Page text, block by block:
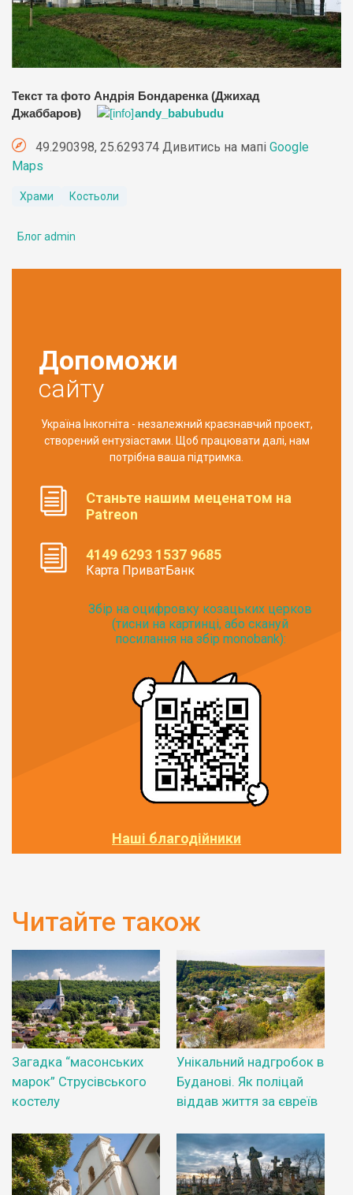
Текст та фото Андрія Бондаренка (Джихад
Джаббаров)
andy_babubudu
49.290398, 25.629374 Дивитись на мапі Google
Maps
Храми Костьоли
Блог admin
Допоможи
сайту
Україна Інкогніта - незалежний краєзнавчий проект,
створений ентузіастами. Щоб працювати далі, нам
потрібна ваша підтримка.
Станьте нашим меценатом на
Patreon
4149 6293 1537 9685
Карта ПриватБанк
Збір на оцифровку козацьких церков
(тисни на картинці, або скануй
посилання на збір monobank):
Наші благодійники
Читайте також
Загадка “масонських
марок” Струсівського
костелу
Унікальний надгробок в
Буданові. Як поліцай
віддав життя за євреїв